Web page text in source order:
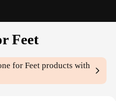
Feet
for Feet products with